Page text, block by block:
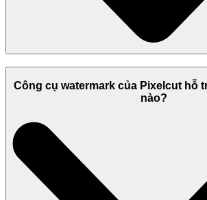
Công cụ watermark của Pixelcut hỗ
nào?